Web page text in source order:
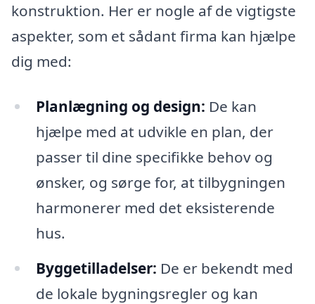
konstruktion. Her er nogle af de vigtigste
aspekter, som et sådant firma kan hjælpe
dig med:
Planlægning og design: De kan
hjælpe med at udvikle en plan, der
passer til dine specifikke behov og
ønsker, og sørge for, at tilbygningen
harmonerer med det eksisterende
hus.
Byggetilladelser: De er bekendt med
de lokale bygningsregler og kan